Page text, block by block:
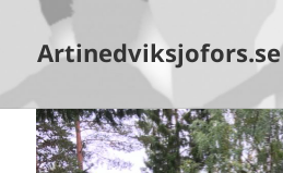
Artinedviksjofors.se